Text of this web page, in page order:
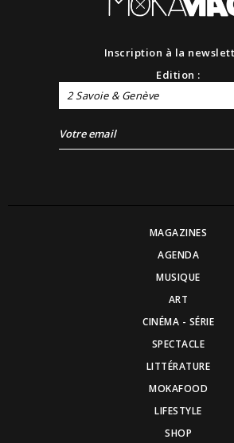
Inscription à la
Edition :
2 Savoie & Genève
MAGAZINES
AGENDA
MUSIQUE
ART
CINÉMA - SÉRIE
SPECTACLE
LITTÉRATURE
MOKAFOOD
LIFESTYLE
SHOP